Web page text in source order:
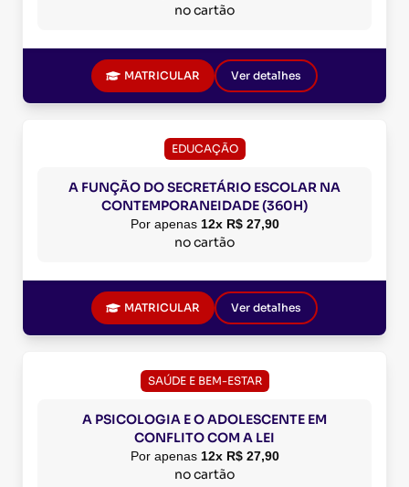
no cartão
MATRICULAR Ver detalhes
EDUCAÇÃO
A FUNÇÃO DO SECRETÁRIO ESCOLAR NA
CONTEMPORANEIDADE (360H)
Por apenas 12x R$ 27,90
no cartão
MATRICULAR Ver detalhes
SAÚDE E BEM-ESTAR
A PSICOLOGIA E O ADOLESCENTE EM
CONFLITO COM A LEI
Por apenas 12x R$ 27,90
no cartão